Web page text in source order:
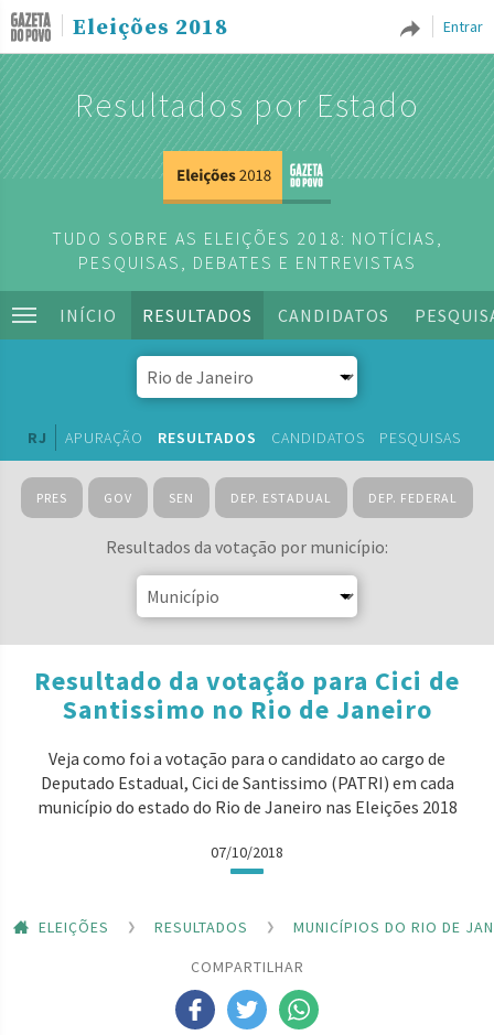
Entrar
Eleições 2018
Resultados por Estado
TUDO SOBRE AS ELEIÇÕES 2018: NOTÍCIAS,
PESQUISAS, DEBATES E ENTREVISTAS
INÍCIO RESULTADOS CANDIDATOS
RJ APURAÇÃO RESULTADOS CANDIDATOS PESQUISAS
PRES GOV SEN DEP. ESTADUAL DEP. FEDERAL
Resultados da votação por município:
Resultado da votação para Cici de
Santissimo no Rio de Janeiro
Veja como foi a votação para o candidato ao cargo de
Deputado Estadual, Cici de Santissimo (PATRI) em cada
município do estado do Rio de Janeiro nas Eleições 2018
07/10/2018
ELEIÇÕES RESULTADOS
MUNICÍPIOS DO RIO DE
COMPARTILHAR